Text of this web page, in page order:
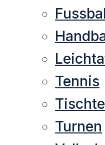
Tennis
Turnen